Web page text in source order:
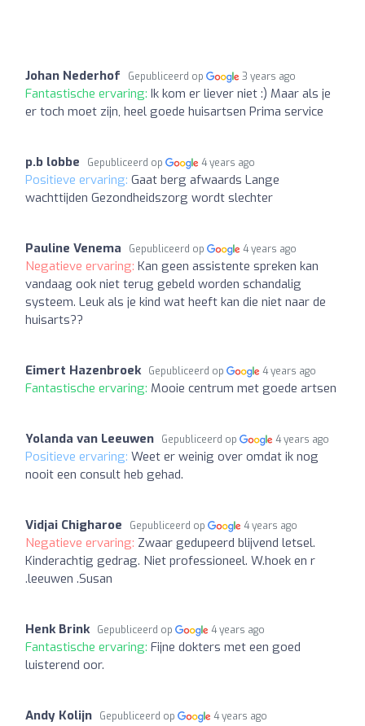
Johan Nederhof Gepubliceerd op 3 years ago
Fantastische ervaring: Ik kom er liever niet :) Maar als je
er toch moet zijn, heel goede huisartsen Prima service
p.b lobbe Gepubliceerd op 4 years ago
Positieve ervaring: Gaat berg afwaards Lange
wachttijden Gezondheidszorg wordt slechter
Pauline Venema Gepubliceerd op 4 years ago
Negatieve ervaring: Kan geen assistente spreken kan
vandaag ook niet terug gebeld worden schandalig
systeem. Leuk als je kind wat heeft kan die niet naar de
huisarts??
Eimert Hazenbroek Gepubliceerd op 4 years ago
Fantastische ervaring: Mooie centrum met goede artsen
Yolanda van Leeuwen Gepubliceerd op 4 years ago
Positieve ervaring: Weet er weinig over omdat ik nog
nooit een consult heb gehad.
Vidjai Chigharoe Gepubliceerd op 4 years ago
Negatieve ervaring: Zwaar gedupeerd blijvend letsel.
Kinderachtig gedrag. Niet professioneel. W.hoek en r
.leeuwen .Susan
Henk Brink Gepubliceerd op 4 years ago
Fantastische ervaring: Fijne dokters met een goed
luisterend oor.
Andy Kolijn Gepubliceerd op 4 years ago